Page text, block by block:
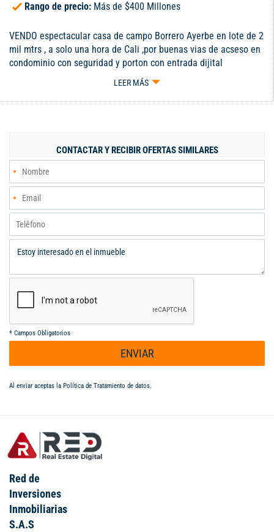
Rango de precio: Más de $400 Millones
VENDO espectacular casa de campo Borrero Ayerbe en lote de 2
mil mtrs , a solo una hora de Cali ,por buenas vias de acseso en
condominio con seguridad y porton con entrada dijital
,excelentes vias internas con entrada amplia y parqueadero
de recibidor amplia sala comedor con terraza ,cocina con doble
closets , muy ventilda y con hermosas vistas a las montañas
,condominio con acueducto propio,acceso al rio y zona de
recreacion y fogones de leña .esta muy cerca de la via principal
Cali Buenaventura .
LEER MÁS
CONTACTAR Y RECIBIR OFERTAS SIMILARES
* Campos Obligatorios
ENVIAR
Al enviar aceptas la Política de Tratamiento de datos.
Red de
Inversiones
Inmobiliarias
S.A.S